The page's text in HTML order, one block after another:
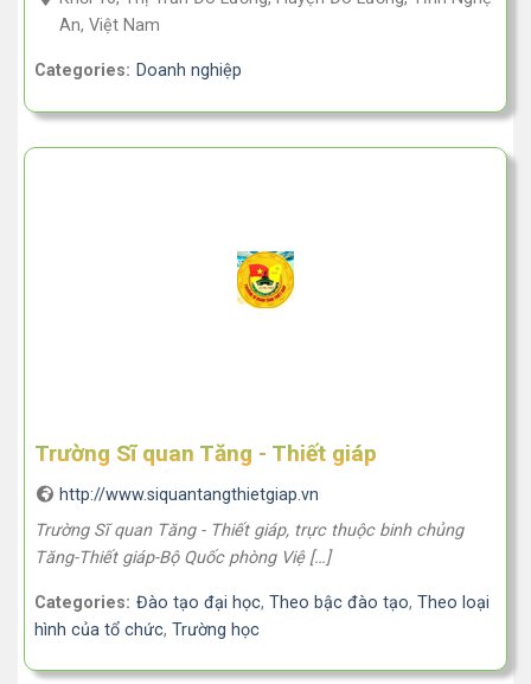
An, Việt Nam
Categories: Doanh nghiệp
Trường Sĩ quan Tăng - Thiết giáp
http://www.siquantangthietgiap.vn
Trường Sĩ quan Tăng - Thiết giáp, trực thuộc binh chủng
Tăng-Thiết giáp-Bộ Quốc phòng Việ […]
Categories: Đào tạo đại học, Theo bậc đào tạo, Theo loại
hình của tổ chức, Trường học